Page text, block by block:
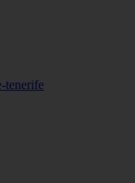
tenerife